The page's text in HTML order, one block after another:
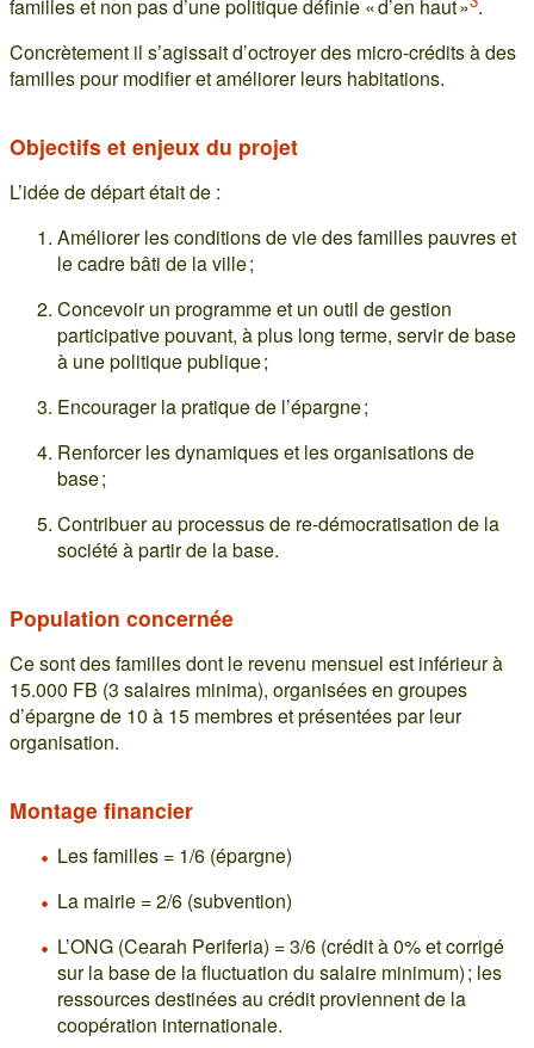
familles et non pas d’une politique définie « d’en haut » .
Concrètement il s’agissait d’octroyer des micro-crédits à des
familles pour modifier et améliorer leurs habitations.
Objectifs et enjeux du projet
L’idée de départ était de :
Améliorer les conditions de vie des familles pauvres et
le cadre bâti de la ville ;
Concevoir un programme et un outil de gestion
participative pouvant, à plus long terme, servir de base
à une politique publique ;
Encourager la pratique de l’épargne ;
Renforcer les dynamiques et les organisations de
base ;
Contribuer au processus de re-démocratisation de la
société à partir de la base.
Population concernée
Ce sont des familles dont le revenu mensuel est inférieur à
15.000 FB (3 salaires minima), organisées en groupes
d’épargne de 10 à 15 membres et présentées par leur
organisation.
Montage financier
Les familles = 1/6 (épargne)
La mairie = 2/6 (subvention)
L’ONG (Cearah Periferia) = 3/6 (crédit à 0% et corrigé
sur la base de la fluctuation du salaire minimum) ; les
ressources destinées au crédit proviennent de la
coopération internationale.